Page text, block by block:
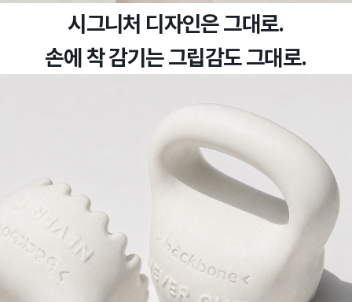
시그니처 디자인은 그대로.
손에 착 감기는 그립감도 그대로.